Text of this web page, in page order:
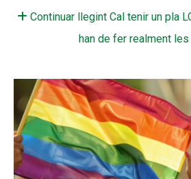
Continuar llegint Cal tenir un pla
han de fer realment
COL·LABORA
Fes voluntariat
Treballa amb nosaltres
COL·LABORA
Fes voluntariat
Treballa amb nosaltres